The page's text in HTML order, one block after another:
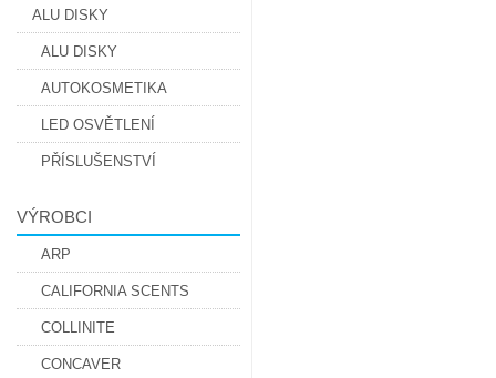
ALU DISKY
ALU DISKY
AUTOKOSMETIKA
LED OSVĚTLENÍ
PŘÍSLUŠENSTVÍ
VÝROBCI
ARP
CALIFORNIA SCENTS
COLLINITE
CONCAVER